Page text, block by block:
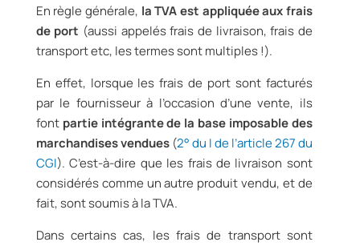
En règle générale, la TVA est appliquée aux frais
de port (aussi appelés frais de livraison, frais de
transport etc, les termes sont multiples !).
En effet, lorsque les frais de port sont facturés
par le fournisseur à l’occasion d’une vente, ils
fontpartie intégrante de la base imposable des
marchandises vendues(2° du I de l’article 267 du
CGI). C’est-à-dire que les frais de livraison sont
considérés comme un autre produit vendu, et de
fait, sont soumis à la TVA.
Dans certains cas, les frais de transport sont